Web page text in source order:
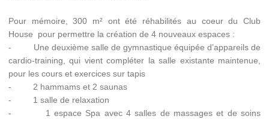
Pour mémoire, 300 m² ont été réhabilités au coeur du Club
House pour permettre la création de 4 nouveaux espaces :
- Une deuxième salle de gymnastique équipée d’appareils de
cardio-training, qui vient compléter la salle existante maintenue,
pour les cours et exercices sur tapis
- 2 hammams et 2 saunas
- 1 salle de relaxation
- 1 espace Spa avec 4 salles de massages et de soins